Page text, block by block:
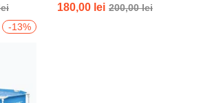
5.00din 5
180,00 lei 200,00lei
-13%